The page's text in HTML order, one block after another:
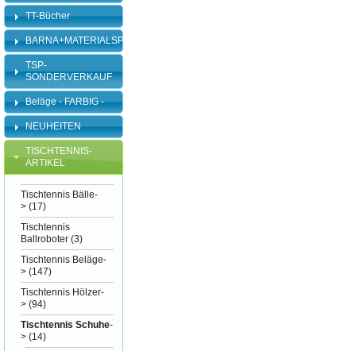
TT-Bücher
BARNA+MATERIALSPEZI
TSP-
SONDERVERKAUF
Beläge - FARBIG -
NEUHEITEN
TISCHTENNIS-
ARTIKEL
Tischtennis Bälle-
> (17)
Tischtennis
Ballroboter (3)
Tischtennis Beläge-
> (147)
Tischtennis Hölzer-
> (94)
Tischtennis Schuhe-
> (14)